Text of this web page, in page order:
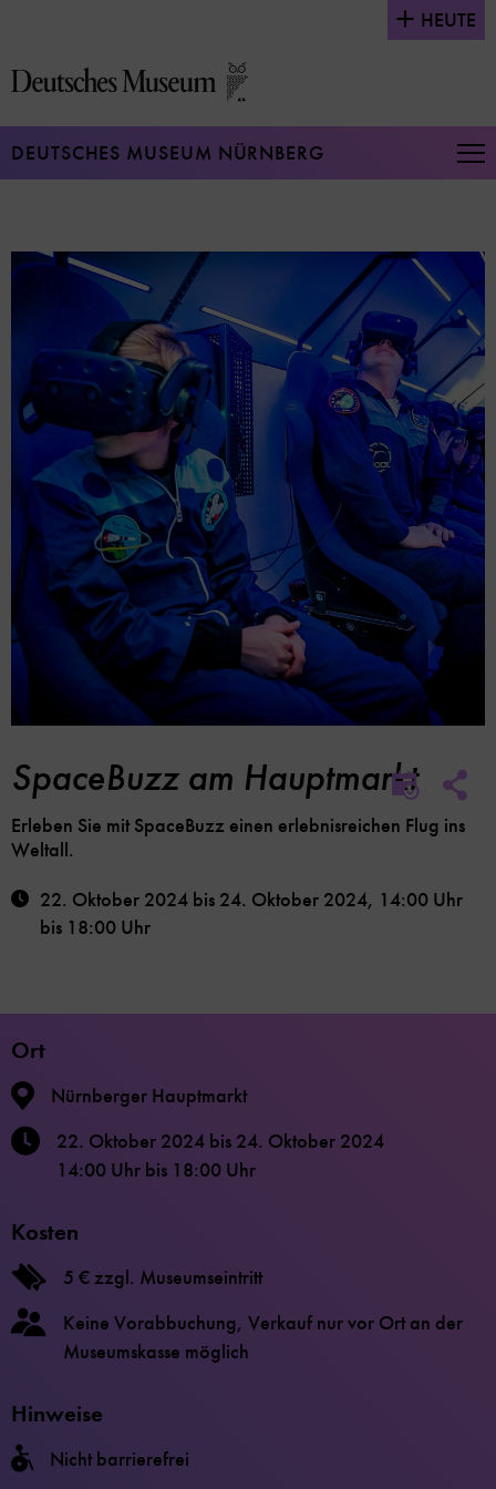
Seiteninhalt
springen
HEUTE
DEUTSCHES MUSEUM NÜRNBERG
speichern
SpaceBuzz am Hauptmarkt
Erleben Sie mit SpaceBuzz einen erlebnisreichen Flug ins
Weltall.
22. Oktober 2024 bis 24. Oktober 2024, 14:00 Uhr
bis 18:00 Uhr
Ort
Nürnberger Hauptmarkt
22. Oktober 2024 bis 24. Oktober 2024
14:00 Uhr bis 18:00 Uhr
Kosten
5 € zzgl. Museumseintritt
Keine Vorabbuchung, Verkauf nur vor Ort an der
Museumskasse möglich
Hinweise
Nicht barrierefrei